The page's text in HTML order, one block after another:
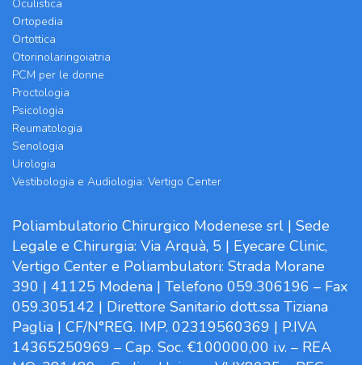
Oculistica
Ortopedia
Ortottica
Otorinolaringoiatria
PCM per le donne
Proctologia
Psicologia
Reumatologia
Senologia
Urologia
Vestibologia e Audiologia: Vertigo Center
Poliambulatorio Chirurgico Modenese srl | Sede
Legale e Chirurgia: Via Arquà, 5 | Eyecare Clinic,
Vertigo Center e Poliambulatori: Strada Morane
390 | 41125 Modena | Telefono 059.306196 – Fax
059.305142 | Direttore Sanitario dott.ssa Tiziana
Paglia | CF/N°REG. IMP. 02319560369 | P.IVA
14365250969 – Cap. Soc. €100000,00 i.v. – REA